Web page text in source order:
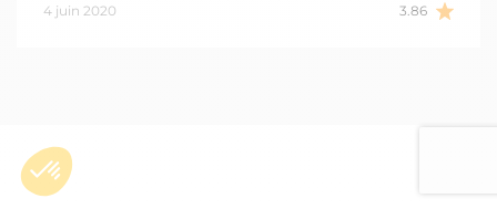
4 juin 2020 3.86